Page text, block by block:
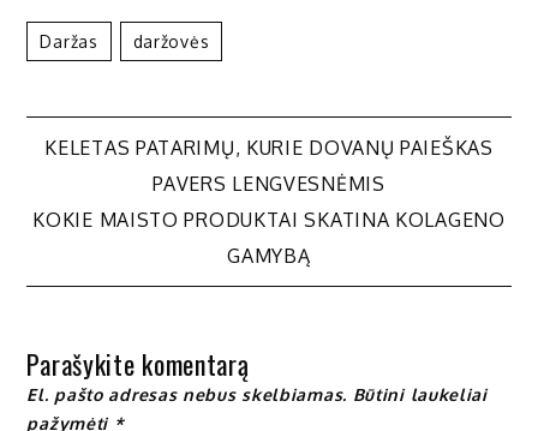
Daržas Daržovės
Navigacija
tarp
įrašų
KELETAS PATARIMŲ, KURIE DOVANŲ PAIEŠKAS
PAVERS LENGVESNĖMIS
KOKIE MAISTO PRODUKTAI SKATINA KOLAGENO
GAMYBĄ
Parašykite komentarą
El. pašto adresas nebus skelbiamas. Būtini laukeliai
pažymėti *